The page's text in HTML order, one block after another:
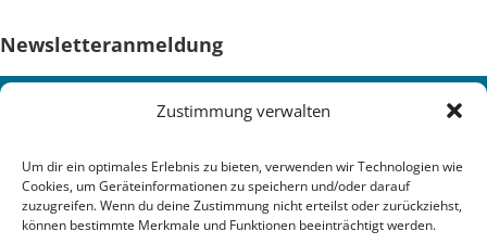
Zustimmung verwalten
Um dir ein optimales Erlebnis zu bieten, verwenden wir Technologien wie
Cookies, um Geräteinformationen zu speichern und/oder darauf
zuzugreifen. Wenn du deine Zustimmung nicht erteilst oder zurückziehst,
können bestimmte Merkmale und Funktionen beeinträchtigt werden.
Newsletteranmeldung